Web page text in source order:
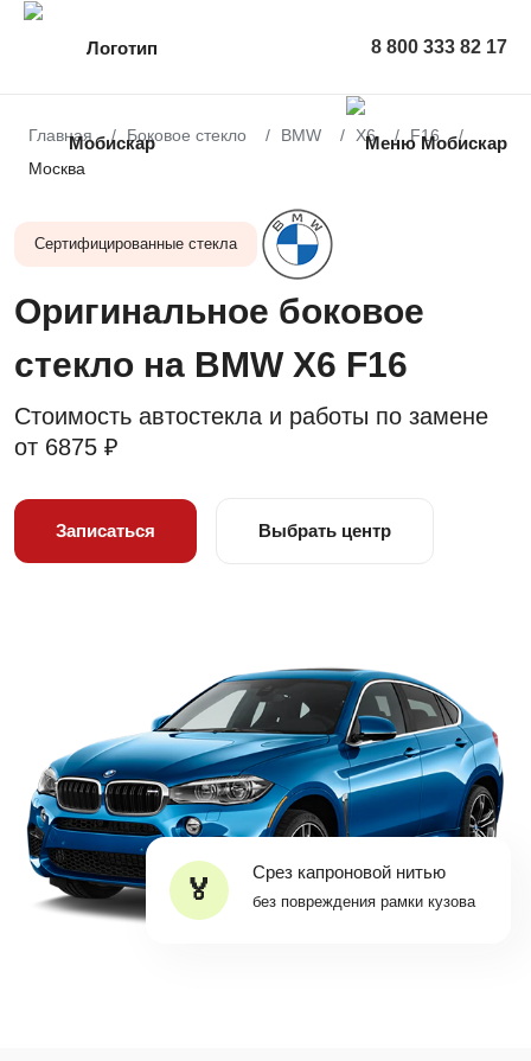
8 800 333 82 17
Главная Боковое стекло BMW X6
F16
Москва
Сертифицированные стекла
Оригинальное боковое
стекло на BMW X6 F16
Стоимость автостекла и работы по замене
от 6875 ₽
Записаться Выбрать центр
Срез капроновой нитью
без повреждения рамки кузова